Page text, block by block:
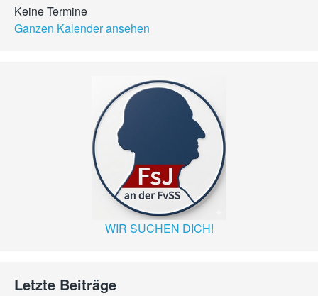
Keine Termine
Ganzen Kalender ansehen
WIR SUCHEN DICH!
Letzte Beiträge